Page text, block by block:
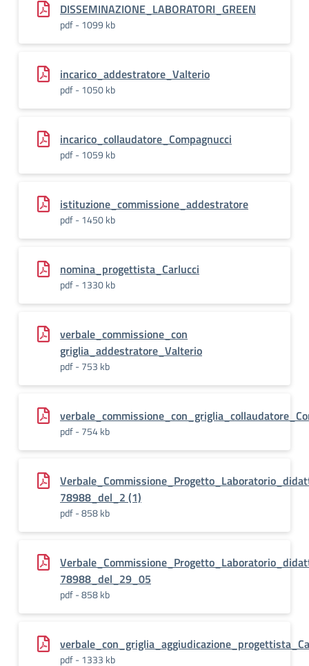
DISSEMINAZIONE_LABORATORI_GREEN
pdf - 1099 kb
incarico_addestratore_Valterio
pdf - 1050 kb
incarico_collaudatore_Compagnucci
pdf - 1059 kb
istituzione_commissione_addestratore
pdf - 1450 kb
nomina_progettista_Carlucci
pdf - 1330 kb
verbale_commissione_con
griglia_addestratore_Valterio
pdf - 753 kb
pdf - 754 kb
78988_del_2 (1)
pdf - 858 kb
78988_del_29_05
pdf - 858 kb
pdf - 1333 kb